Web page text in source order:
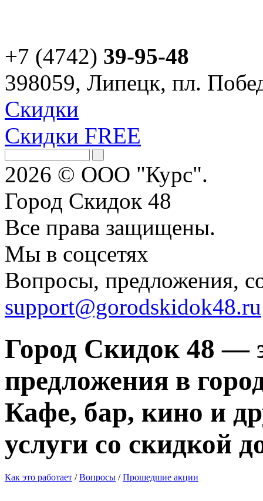
+7 (4742) 39-95-48
398059, Липецк, пл.
Скидки
Скидки FREE
2026 © ООО "Курс".
Город Скидок 48
Все права защищены.
Мы в соцсетях
Вопросы, предложения,
support@gorodskidok48.ru
Город Скидок 48 —
предложения в
Кафе, бар, кино и
услуги со скидкой
Как это работает / Вопросы / Прошедшие акции